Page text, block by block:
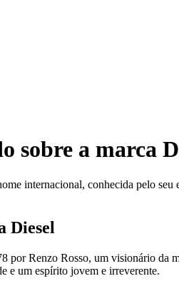
sobre a marca
internacional, conhecida pelo
Diesel
por Renzo Rosso, um visionário da
e um espírito jovem e irreverente.